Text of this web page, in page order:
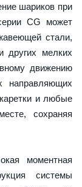
шариков при
CG может
стали,
других мелких
движению
направляющих
и любые
сохраняя
моментная
системы